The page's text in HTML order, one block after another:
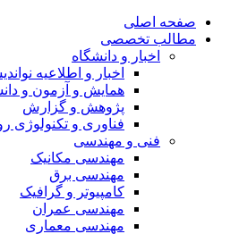
صفحه اصلی
مطالب تخصصی
اخبار و دانشگاه
اخبار و اطلاعیه نواندیشان
همایش و آزمون و دانشگاه
پژوهش و گزارش
فناوری و تکنولوژی روز
فنی و مهندسی
مهندسی مکانیک
مهندسی برق
کامپیوتر و گرافیک
مهندسی عمران
مهندسی معماری